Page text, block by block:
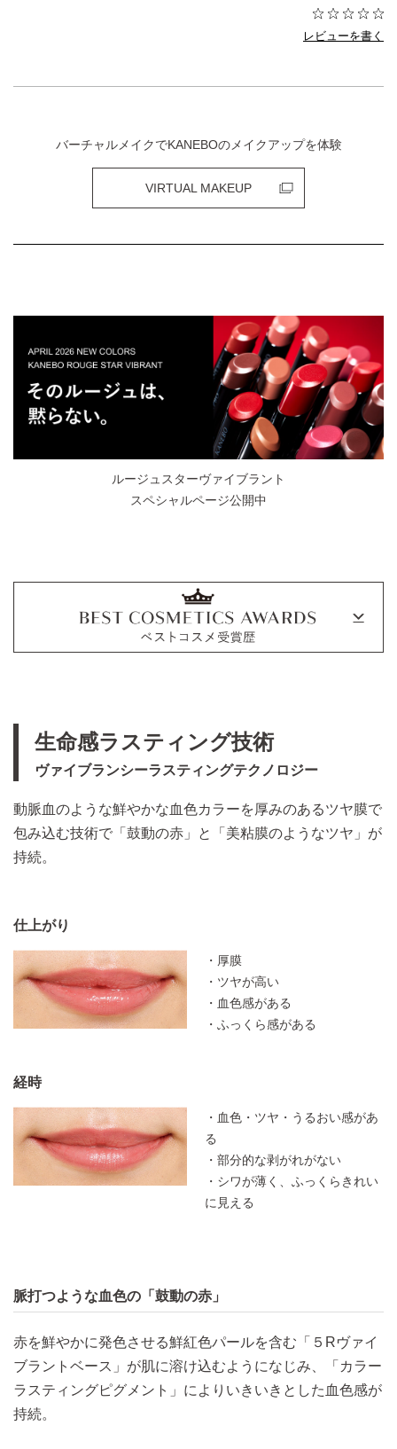
レビューを書く
バーチャルメイクでKANEBOのメイクアップを体験
VIRTUAL MAKEUP
ルージュスターヴァイブラント
スペシャルページ公開中
生命感ラスティング技術
ヴァイブランシーラスティングテクノロジー
動脈血のような鮮やかな血色カラーを厚みのあるツヤ膜で
包み込む技術で「鼓動の赤」と「美粘膜のようなツヤ」が
持続。​
仕上がり
・厚膜
・ツヤが高い
・血色感がある
・ふっくら感がある
経時
・血色・ツヤ・うるおい感があ
る
・部分的な剥がれがない
・シワが薄く、ふっくらきれい
に見える
脈打つような血色の「鼓動の赤」
赤を鮮やかに発色させる鮮紅色パールを含む「５Rヴァイ
ブラントベース」が肌に溶け込むようになじみ、「カラー
ラスティングピグメント」によりいきいきとした血色感が
持続。